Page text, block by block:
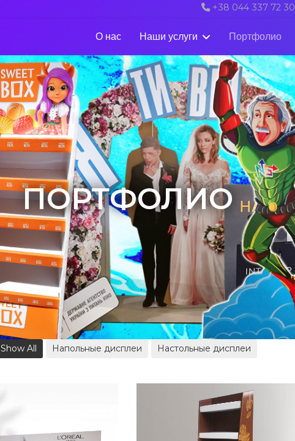
+38 044 337 72 30
О нас Наши услуги Портфолио
ПОРТФОЛИО
Show All Напольные дисплеи Настольные дисплеи